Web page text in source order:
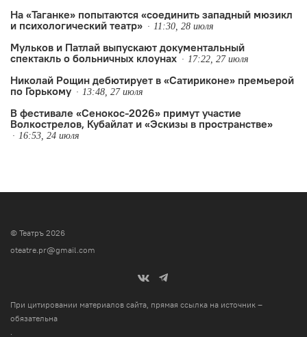
На «Таганке» попытаются «соединить западный мюзикл
и психологический театр»
11:30, 28 июля
Мульков и Патлай выпускают документальный
спектакль о больничных клоунах
17:22, 27 июля
Николай Рощин дебютирует в «Сатириконе» премьерой
по Горькому
13:48, 27 июля
В фестивале «Сенокос-2026» примут участие
Волкострелов, Кубайлат и «Эскизы в пространстве»
16:53, 24 июля
© Театръ 2026
oteatre.pr@gmail.com
При цитировании материалов сайта, прямая ссылка на источник –
обязательна
.